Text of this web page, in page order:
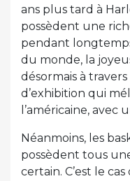
ans plus tard à
possèdent une
pendant
du monde, la
désormais à
d’exhibition qui
l’américaine, avec
Néanmoins, les
possèdent tous
certain. C’est le